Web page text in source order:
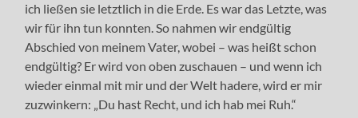
ich ließen sie letztlich in die Erde. Es war das Letzte, was
wir für ihn tun konnten. So nahmen wir endgültig
Abschied von meinem Vater, wobei – was heißt schon
endgültig? Er wird von oben zuschauen – und wenn ich
wieder einmal mit mir und der Welt hadere, wird er mir
zuzwinkern: „Du hast Recht, und ich hab mei Ruh.“